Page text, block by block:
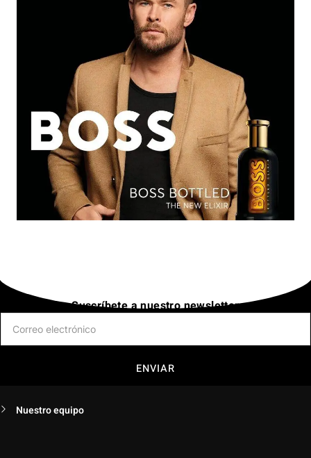
Suscríbete a nuestro newsletter
ENVIAR
Nuestro equipo